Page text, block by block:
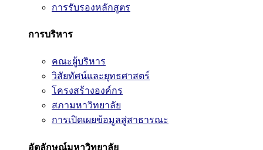
การรับรองหลักสูตร
การบริหาร
คณะผู้บริหาร
วิสัยทัศน์และยุทธศาสตร์
โครงสร้างองค์กร
สภามหาวิทยาลัย
การเปิดเผยข้อมูลสู่สาธารณะ
อัตลักษณ์มหาวิทยาลัย